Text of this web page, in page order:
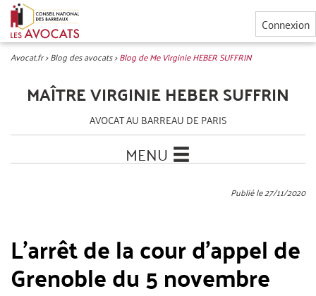
Connexion
Avocat.fr>Blog des avocats>Blog de Me Virginie HEBER SUFFRIN
MAÎTRE VIRGINIE HEBER SUFFRIN
AVOCAT AU BARREAU DE PARIS
MENU
Publié le 27/11/2020
L’arrêt de la cour d’appel de
Grenoble du 5 novembre